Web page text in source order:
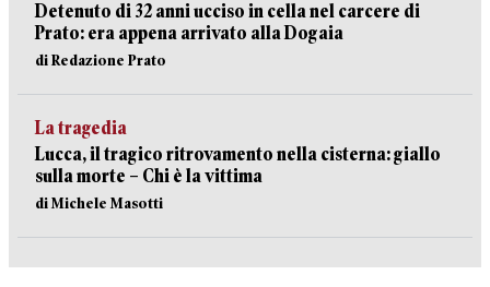
Detenuto di 32 anni ucciso in cella nel carcere di
Prato: era appena arrivato alla Dogaia
di Redazione Prato
La tragedia
Lucca, il tragico ritrovamento nella cisterna: giallo
sulla morte – Chi è la vittima
di Michele Masotti